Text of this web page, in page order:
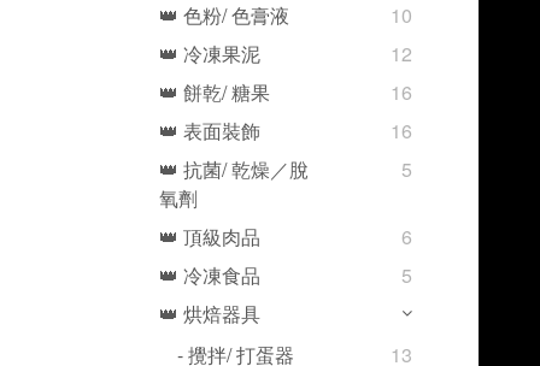
👑 色粉/ 色膏液
10
👑 冷凍果泥
12
👑 餅乾/ 糖果
16
👑 表面裝飾
16
👑 抗菌/ 乾燥／脫
氧劑
5
👑 頂級肉品
6
👑 冷凍食品
5
👑 烘焙器具
- 攪拌/ 打蛋器
13